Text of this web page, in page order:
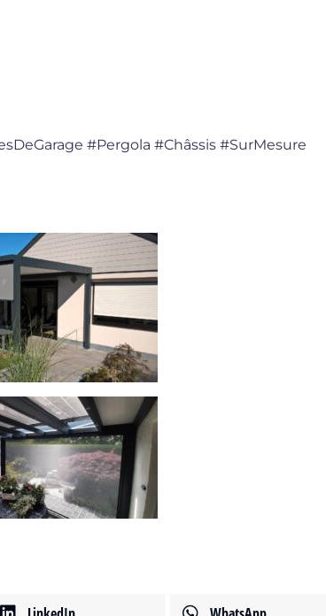
#Pergola #Châssis #SurMesure